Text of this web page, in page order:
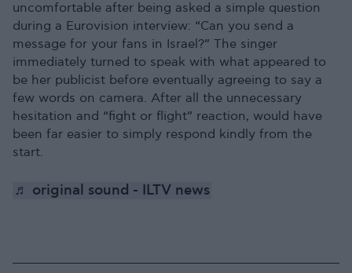
uncomfortable after being asked a simple question
during a Eurovision interview: “Can you send a
message for your fans in Israel?” The singer
immediately turned to speak with what appeared to
be her publicist before eventually agreeing to say a
few words on camera. After all the unnecessary
hesitation and “fight or flight” reaction, would have
been far easier to simply respond kindly from the
start.
♬ original sound - ILTV news